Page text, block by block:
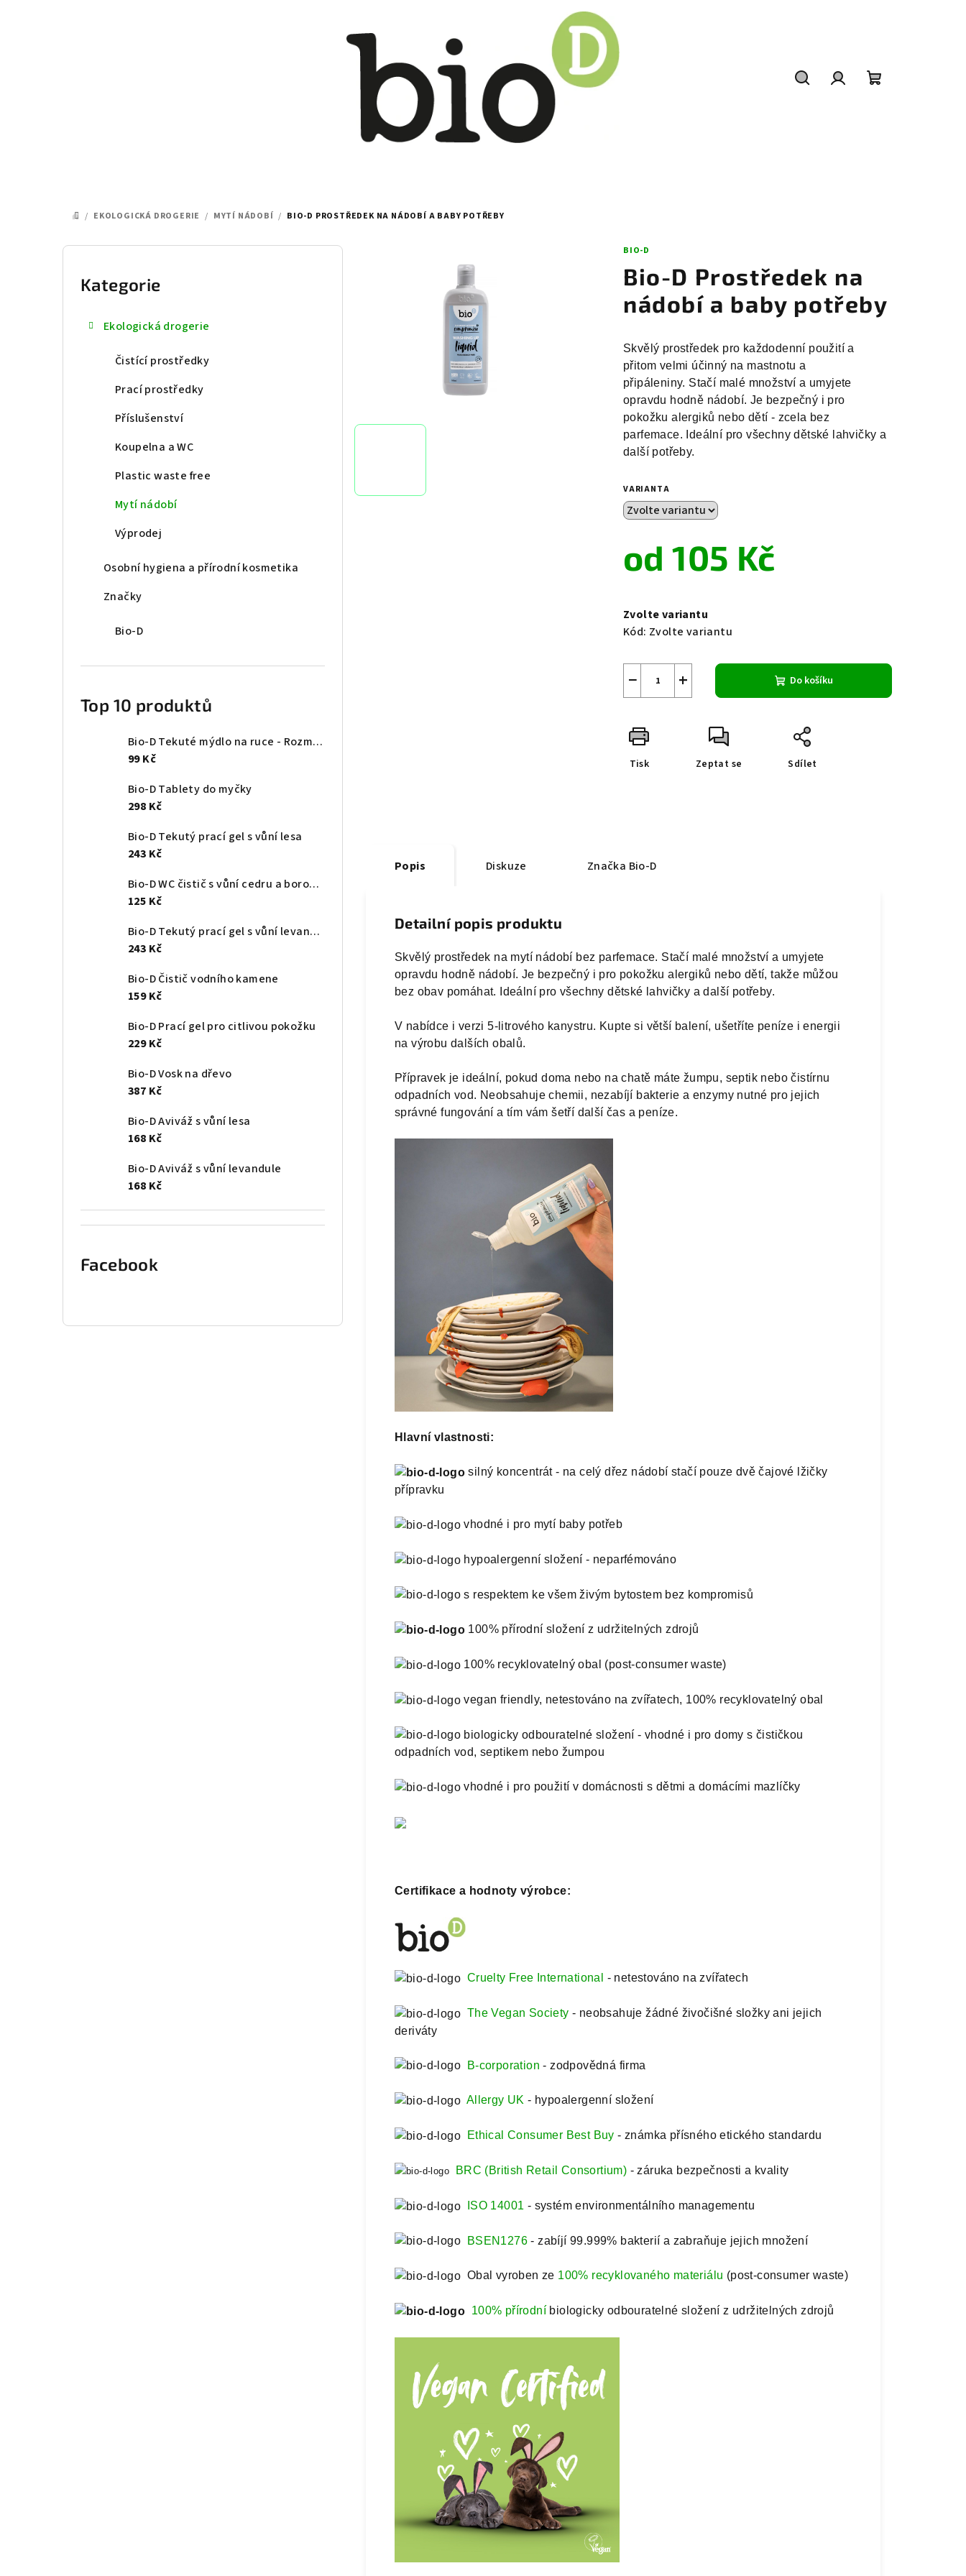
DOMŮ
/ EKOLOGICKÁ DROGERIE / MYTÍ NÁDOBÍ / BIO-D PROSTŘEDEK NA NÁDOBÍ A BABY POTŘEBY
P
Přeskočit
kategorie
Kategorie
Ekologická drogerie
Čistící prostředky
Prací prostředky
Příslušenství
Koupelna a WC
Plastic waste free
Mytí nádobí
Výprodej
Osobní hygiena a přírodní kosmetika
Značky
Bio-D
Top 10 produktů
Bio-D Tekuté mýdlo na ruce - Rozmarýna & Tymián
99 Kč
Bio-D Tablety do myčky
298 Kč
Bio-D Tekutý prací gel s vůní lesa
243 Kč
Bio-D WC čistič s vůní cedru a borovice
125 Kč
Bio-D Tekutý prací gel s vůní levandule
243 Kč
Bio-D Čistič vodního kamene
159 Kč
Bio-D Prací gel pro citlivou pokožku
229 Kč
Bio-D Vosk na dřevo
387 Kč
Bio-D Aviváž s vůní lesa
168 Kč
Bio-D Aviváž s vůní levandule
168 Kč
Facebook
BIO-D
Bio-D Prostředek na
nádobí a baby potřeby
Skvělý prostředek pro každodenní použití a
přitom velmi účinný na mastnotu a
připáleniny. Stačí malé množství a umyjete
opravdu hodně nádobí. Je bezpečný i pro
pokožku alergiků nebo dětí - zcela bez
parfemace. Ideální pro všechny dětské lahvičky a
další potřeby.
VARIANTA
od105 Kč
cena:
Zvolte variantu
Kód: Zvolte variantu
+
− Do košíku
Tisk Zeptat se Sdílet
Popis Diskuze Značka Bio-D
Detailní popis produktu
Skvělý prostředek na mytí nádobí bez parfemace. Stačí malé množství a umyjete
opravdu hodně nádobí. Je bezpečný i pro pokožku alergiků nebo dětí, takže můžou
bez obav pomáhat. Ideální pro všechny dětské lahvičky a další potřeby.
V nabídce i verzi 5-litrového kanystru. Kupte si větší balení, ušetříte peníze i energii
na výrobu dalších obalů.
Přípravek je ideální, pokud doma nebo na chatě máte žumpu, septik nebo čistírnu
odpadních vod. Neobsahuje chemii, nezabíjí bakterie a enzymy nutné pro jejich
správné fungování a tím vám šetří další čas a peníze.
Hlavní vlastnosti:
silný koncentrát - na celý dřez nádobí stačí pouze dvě čajové lžičky
přípravku
vhodné i pro mytí baby potřeb
hypoalergenní složení - neparfémováno
s respektem ke všem živým bytostem bez kompromisů
100% přírodní složení z udržitelných zdrojů
100% recyklovatelný obal (post-consumer waste)
vegan friendly, netestováno na zvířatech, 100% recyklovatelný obal
biologicky odbouratelné složení - vhodné i pro domy s čističkou
odpadních vod, septikem nebo žumpou
vhodné i pro použití v domácnosti s dětmi a domácími mazlíčky
Certifikace a hodnoty výrobce:
Cruelty Free International - netestováno na zvířatech
The Vegan Society - neobsahuje žádné živočišné složky ani jejich
deriváty
B-corporation - zodpovědná firma
Allergy UK - hypoalergenní složení
Ethical Consumer Best Buy - známka přísného etického standardu
BRC (British Retail Consortium) - záruka bezpečnosti a kvality
ISO 14001 - systém environmentálního managementu
BSEN1276 - zabíjí 99.999% bakterií a zabraňuje jejich množení
Obal vyroben ze 100% recyklovaného materiálu (post-consumer waste)
100% přírodní biologicky odbouratelné složení z udržitelných zdrojů